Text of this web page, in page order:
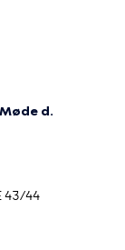
Møde d.
43/44